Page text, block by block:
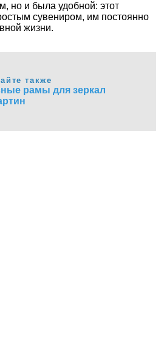
но и была удобной: этот
сувениром, им постоянно
жизни.
также
рамы для зеркал